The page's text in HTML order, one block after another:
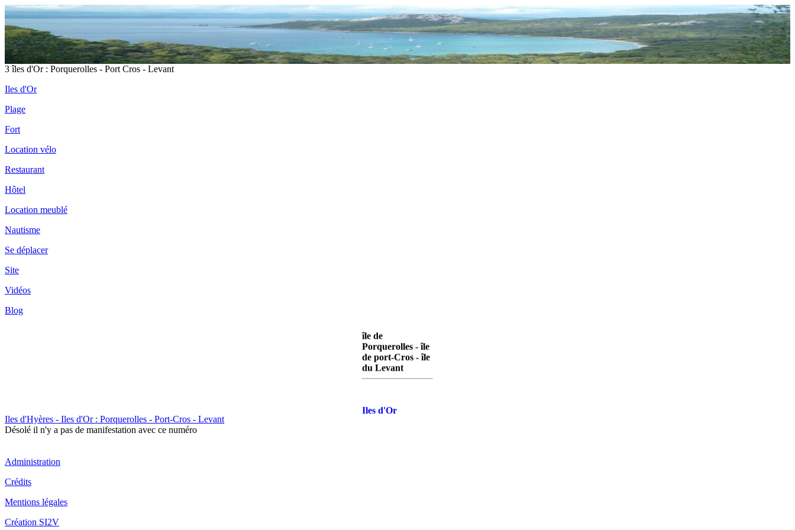
3 îles d'Or : Porquerolles - Port Cros - Levant
Iles d'Or
Plage
Fort
Location vélo
Restaurant
Hôtel
Location meublé
Nautisme
Se déplacer
Site
Vidéos
Blog
île de
Porquerolles - île
de port-Cros - île
du Levant
Iles d'Or
Porquerolles
Iles d'Hyères - Iles d'Or : Porquerolles - Port-Cros - Levant
Désolé il n'y a pas de manifestation avec ce numéro
Administration
Crédits
Mentions légales
Création SI2V